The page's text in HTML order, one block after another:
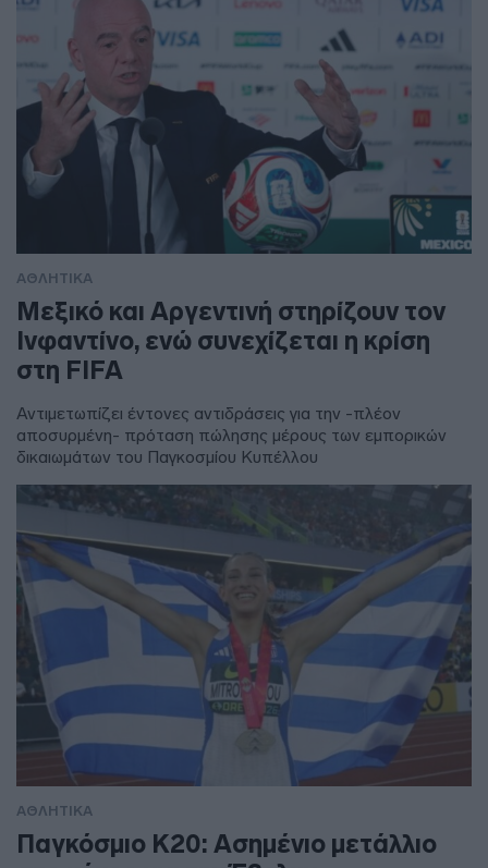
ΑΘΛΗΤΙΚΑ
Μεξικό και Αργεντινή στηρίζουν τον
Ινφαντίνο, ενώ συνεχίζεται η κρίση
στη FIFA
Αντιμετωπίζει έντονες αντιδράσεις για την -πλέον
αποσυρμένη- πρόταση πώλησης μέρους των εμπορικών
δικαιωμάτων του Παγκοσμίου Κυπέλλου
ΑΘΛΗΤΙΚΑ
Παγκόσμιο Κ20: Ασημένιο μετάλλιο